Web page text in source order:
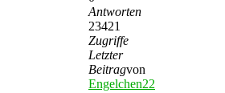
Antworten
23421
Zugriffe
Letzter
Beitragvon
Engelchen22